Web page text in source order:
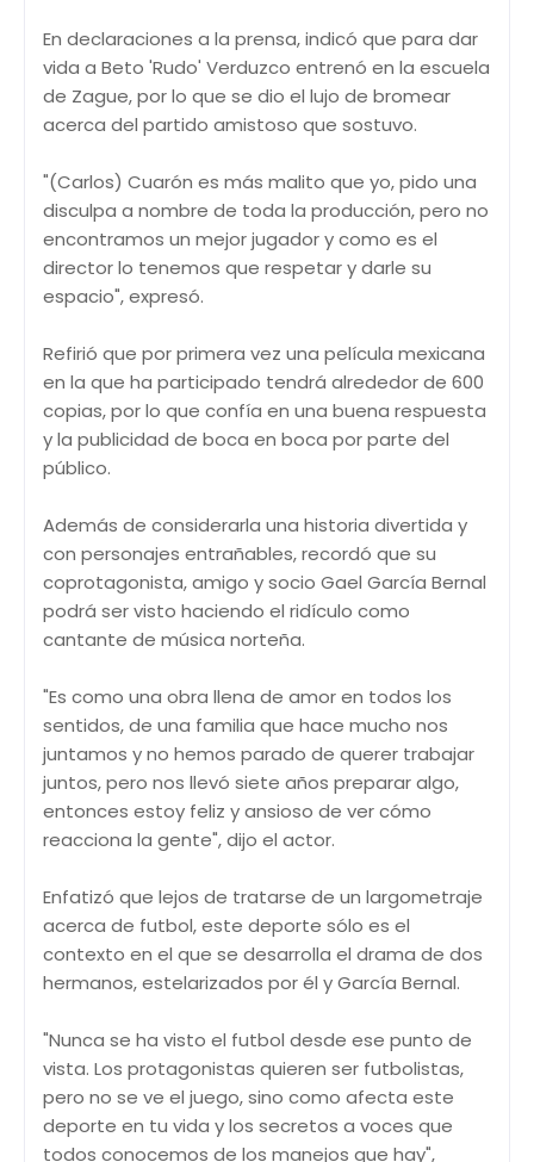
En declaraciones a la prensa, indicó que para dar
vida a Beto 'Rudo' Verduzco entrenó en la escuela
de Zague, por lo que se dio el lujo de bromear
acerca del partido amistoso que sostuvo.
"(Carlos) Cuarón es más malito que yo, pido una
disculpa a nombre de toda la producción, pero no
encontramos un mejor jugador y como es el
director lo tenemos que respetar y darle su
espacio", expresó.
Refirió que por primera vez una película mexicana
en la que ha participado tendrá alrededor de 600
copias, por lo que confía en una buena respuesta
y la publicidad de boca en boca por parte del
público.
Además de considerarla una historia divertida y
con personajes entrañables, recordó que su
coprotagonista, amigo y socio Gael García Bernal
podrá ser visto haciendo el ridículo como
cantante de música norteña.
"Es como una obra llena de amor en todos los
sentidos, de una familia que hace mucho nos
juntamos y no hemos parado de querer trabajar
juntos, pero nos llevó siete años preparar algo,
entonces estoy feliz y ansioso de ver cómo
reacciona la gente", dijo el actor.
Enfatizó que lejos de tratarse de un largometraje
acerca de futbol, este deporte sólo es el
contexto en el que se desarrolla el drama de dos
hermanos, estelarizados por él y García Bernal.
"Nunca se ha visto el futbol desde ese punto de
vista. Los protagonistas quieren ser futbolistas,
pero no se ve el juego, sino como afecta este
deporte en tu vida y los secretos a voces que
todos conocemos de los manejos que hay",